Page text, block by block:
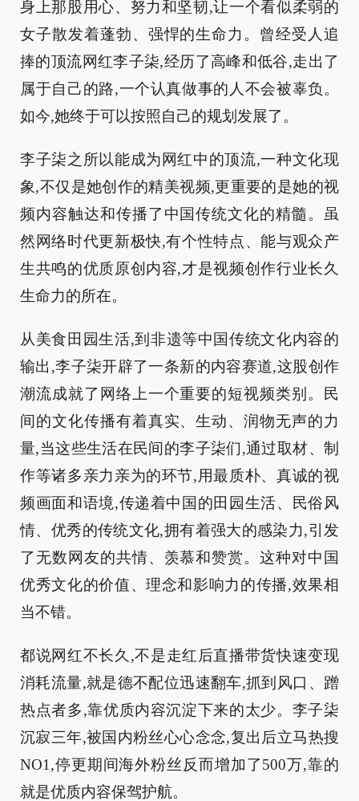
身上那股用心、努力和坚韧,让一个看似柔弱的
女子散发着蓬勃、强悍的生命力。曾经受人追
捧的顶流网红李子柒,经历了高峰和低谷,走出了
属于自己的路,一个认真做事的人不会被辜负。
如今,她终于可以按照自己的规划发展了。
李子柒之所以能成为网红中的顶流,一种文化现
象,不仅是她创作的精美视频,更重要的是她的视
频内容触达和传播了中国传统文化的精髓。虽
然网络时代更新极快,有个性特点、能与观众产
生共鸣的优质原创内容,才是视频创作行业长久
生命力的所在。
从美食田园生活,到非遗等中国传统文化内容的
输出,李子柒开辟了一条新的内容赛道,这股创作
潮流成就了网络上一个重要的短视频类别。民
间的文化传播有着真实、生动、润物无声的力
量,当这些生活在民间的李子柒们,通过取材、制
作等诸多亲力亲为的环节,用最质朴、真诚的视
频画面和语境,传递着中国的田园生活、民俗风
情、优秀的传统文化,拥有着强大的感染力,引发
了无数网友的共情、羡慕和赞赏。这种对中国
优秀文化的价值、理念和影响力的传播,效果相
当不错。
都说网红不长久,不是走红后直播带货快速变现
消耗流量,就是德不配位迅速翻车,抓到风口、蹭
热点者多,靠优质内容沉淀下来的太少。李子柒
沉寂三年,被国内粉丝心心念念,复出后立马热搜
NO1,停更期间海外粉丝反而增加了500万,靠的
就是优质内容保驾护航。